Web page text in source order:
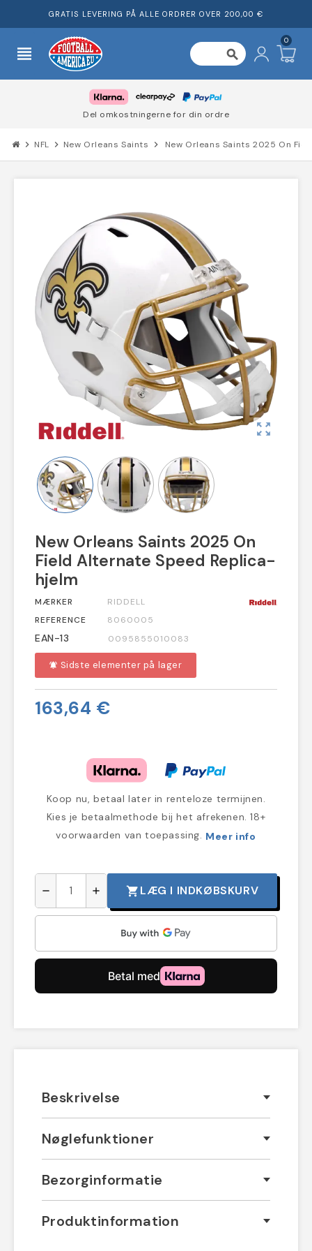
GRATIS LEVERING PÅ ALLE ORDRER OVER 200,00 €
view_headline search
0
Del omkostningerne for din ordre
chevron_right NFL chevron_right New Orleans Saints chevron_right New Orleans Saints 2025 On
zoom_out_map
New Orleans Saints 2025 On
Field Alternate Speed Replica-
hjelm
MÆRKER
RIDDELL
REFERENCE
8060005
EAN-13 0095855010083
notifications_active Sidste elementer på lager
163,64 €
Koop nu, betaal later in renteloze termijnen.
Kies je betaalmethode bij het afrekenen. 18+
voorwaarden van toepassing. Meer info
remove add shopping_cart LÆG I INDKØBSKURV
Beskrivelse
Nøglefunktioner
Bezorginformatie
Produktinformation